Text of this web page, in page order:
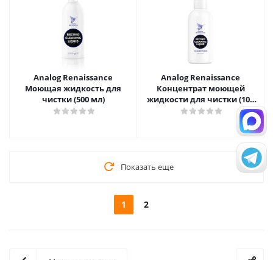
Analog Renaissance
Моющая жидкость для
чистки (500 мл)
Analog Renaissance
Концентрат моющей
жидкости для чистки (100
мл)
Показать еще
1 2